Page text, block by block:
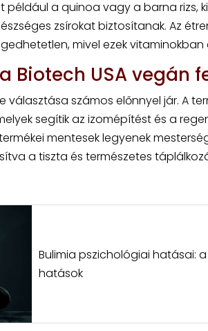
például a quinoa vagy a barna rizs,
zsírokat biztosítanak. Az
mivel ezek
Biotech USA vegán
választása számos előnnyel jár. A
segítik az izomépítést és a
mentesek legyenek
a tiszta és természetes
Bulimia pszichológiai hatásai:
hatások